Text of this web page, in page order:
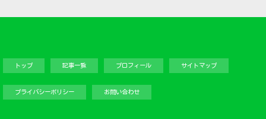
トップ 記事一覧 プロフィール サイトマップ
プライバシーポリシー お問い合わせ